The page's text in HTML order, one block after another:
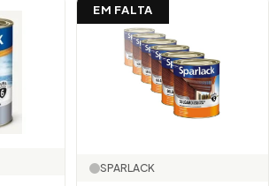
EM FALTA
SPARLACK